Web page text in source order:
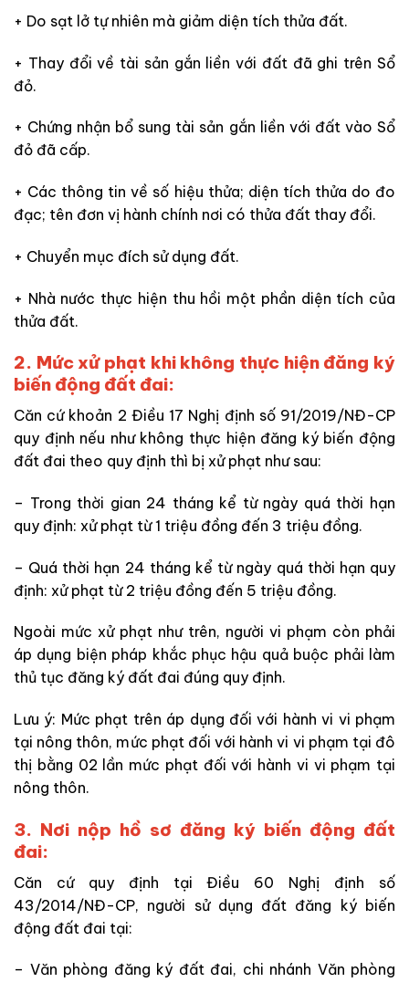
+ Do sạt lở tự nhiên mà giảm diện tích thửa đất.
+ Thay đổi về tài sản gắn liền với đất đã ghi trên Sổ
đỏ.
+ Chứng nhận bổ sung tài sản gắn liền với đất vào Sổ
đỏ đã cấp.
+ Các thông tin về số hiệu thửa; diện tích thửa do đo
đạc; tên đơn vị hành chính nơi có thửa đất thay đổi.
+ Chuyển mục đích sử dụng đất.
+ Nhà nước thực hiện thu hồi một phần diện tích của
thửa đất.
2. Mức xử phạt khi không thực hiện đăng ký
biến động đất đai:
Căn cứ khoản 2 Điều 17 Nghị định số 91/2019/NĐ-CP
quy định nếu như không thực hiện đăng ký biến động
đất đai theo quy định thì bị xử phạt như sau:
– Trong thời gian 24 tháng kể từ ngày quá thời hạn
quy định: xử phạt từ 1 triệu đồng đến 3 triệu đồng.
– Quá thời hạn 24 tháng kể từ ngày quá thời hạn quy
định: xử phạt từ 2 triệu đồng đến 5 triệu đồng.
Ngoài mức xử phạt như trên, người vi phạm còn phải
áp dụng biện pháp khắc phục hậu quả buộc phải làm
thủ tục đăng ký đất đai đúng quy định.
Lưu ý: Mức phạt trên áp dụng đối với hành vi vi phạm
tại nông thôn, mức phạt đối với hành vi vi phạm tại đô
thị bằng 02 lần mức phạt đối với hành vi vi phạm tại
nông thôn.
3. Nơi nộp hồ sơ đăng ký biến động đất
đai:
Căn cứ quy định tại Điều 60 Nghị định số
43/2014/NĐ-CP, người sử dụng đất đăng ký biến
động đất đai tại:
– Văn phòng đăng ký đất đai, chi nhánh Văn phòng